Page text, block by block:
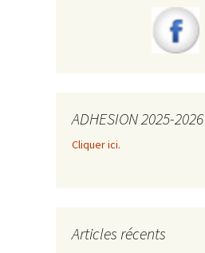
ADHESION 2025-2026
Cliquer ici.
Articles récents